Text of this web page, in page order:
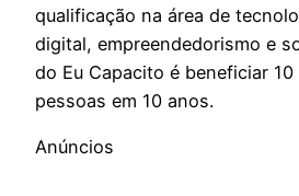
qualificação na área de
digital, empreendedorismo e
do Eu Capacito é beneficiar
pessoas em 10 anos.
Anúncios